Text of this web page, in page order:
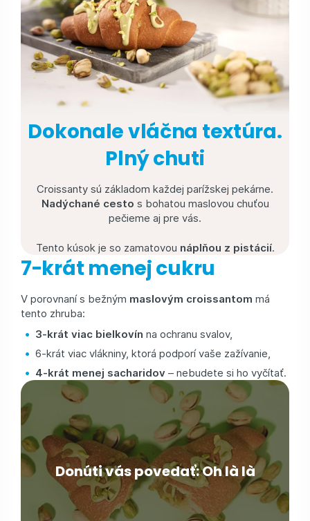
Dokonale vláčna textúra.
Plný chuti
Croissanty sú základom každej parížskej pekárne.
Nadýchané cesto s bohatou maslovou chuťou
pečieme aj pre vás.
Tento kúsok je so zamatovou náplňou z pistácií.
7-krát menej cukru
V porovnaní s bežným maslovým croissantom má
tento zhruba:
3-krát viac bielkovín na ochranu svalov,
6-krát viac vlákniny, ktorá podporí vaše zažívanie,
4-krát menej sacharidov –⁠⁠⁠⁠⁠⁠ nebudete si ho vyčítať.
Donúti vás povedať: Oh là là